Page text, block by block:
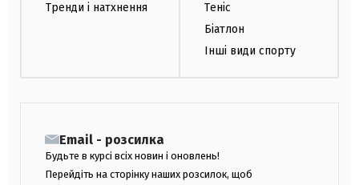
Тренди і натхнення
Теніс
Біатлон
Інші види спорту
Email - розсилка
Будьте в курсі всіх новин і оновлень!
Перейдіть на сторінку наших розсилок, щоб